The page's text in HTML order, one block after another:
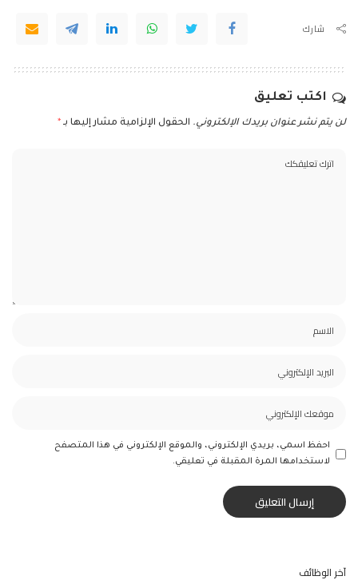
شارك
اكتب تعليق
لن يتم نشر عنوان بريدك الإلكتروني. الحقول الإلزامية مشار إليها بـ *
احفظ اسمي، بريدي الإلكتروني، والموقع الإلكتروني في هذا المتصفح
لاستخدامها المرة المقبلة في تعليقي.
آخر الوظائف